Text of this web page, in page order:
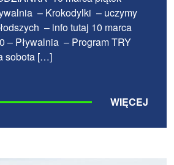
– Krokodylki – uczymy
– info tutaj 10 marca
– Pływalnia – Program TRY
sobota […]
WIĘCEJ